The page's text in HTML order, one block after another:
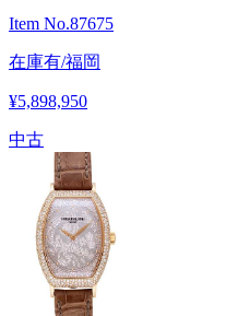
Item No.87675
在庫有/福岡
¥5,898,950
中古